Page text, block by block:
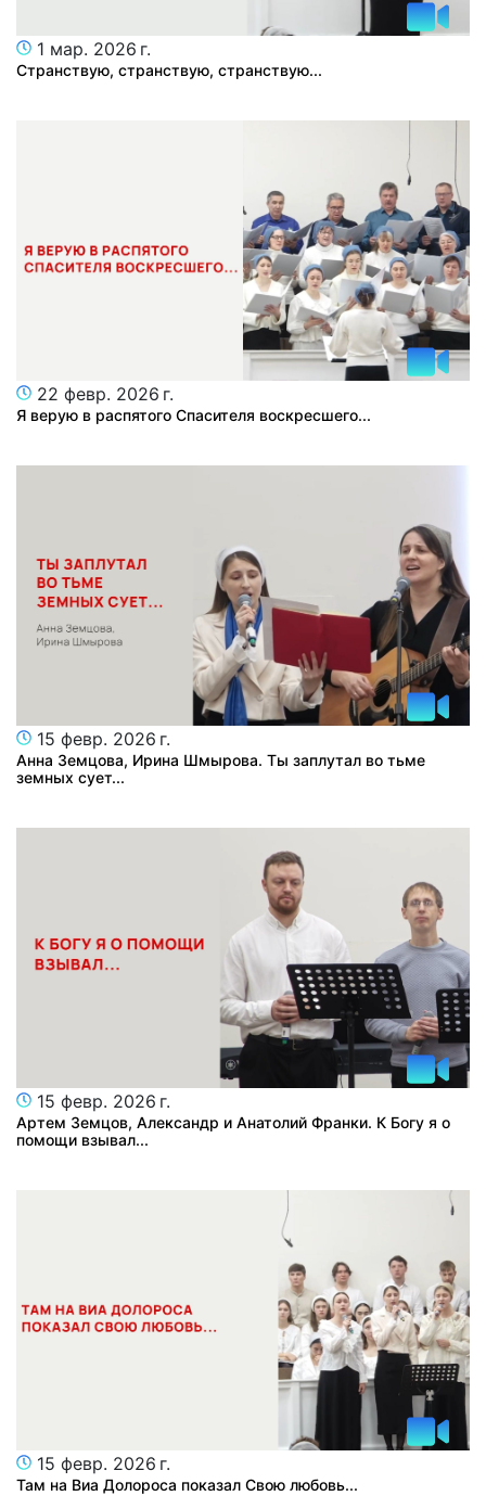
1 мар. 2026 г.
Странствую, странствую, странствую...
22 февр. 2026 г.
Я верую в распятого Спасителя воскресшего...
15 февр. 2026 г.
Анна Земцова, Ирина Шмырова. Ты заплутал во тьме
земных сует...
15 февр. 2026 г.
Артем Земцов, Александр и Анатолий Франки. К Богу я о
помощи взывал...
15 февр. 2026 г.
Там на Виа Долороса показал Свою любовь...